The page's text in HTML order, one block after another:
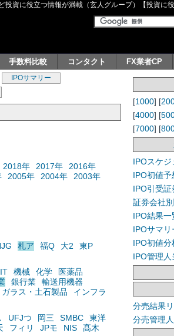
資に役立つ情報が満載（玄人グループ）【投資に
手数料比較 コンタクト FX業者CP
IPOサマリー
2018年 2017年
2016年
2005年 2004年
2003年
札ア 福Q 大2
東P
機械 化学
医薬品
銀行業
輸送用機器
ガラス・土石製品
インフラ
UFJつ 岡三 SMBC
東洋
フィリ JPモ NIS
髙木
[1000] [
[4000] [
[7000] [
IPOスケジ
IPO初値予
IPO引受
証券会社
IPO結果一
IPOサマリ
IPO初値分
IPO管理人
分売結果
分売管理